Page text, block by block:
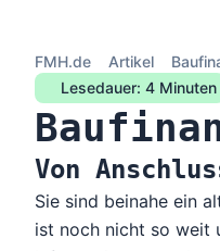
FMH.de Artikel
Lesedauer: 4 Minuten
Von
Sie sind beinahe ein
ist noch nicht so weit